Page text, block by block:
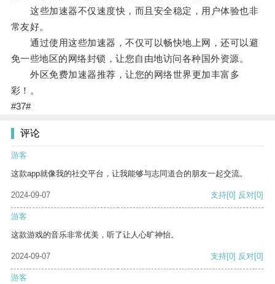
这些加速器不仅速度快，而且安全稳定，用户体验也非
常友好。
通过使用这些加速器，不仅可以畅快地上网，还可以避
免一些地区的网络封锁，让您自由地访问各种国外资源。
外区免费加速器推荐，让您的网络世界更加丰富多
彩！。
#37#
评论
游客
这款app就像我的社交平台，让我能够与志同道合的朋友一起交流。
2024-09-07 支持[0] 反对[0]
游客
这款游戏的音乐非常优美，听了让人心旷神怡。
2024-09-07 支持[0] 反对[0]
游客